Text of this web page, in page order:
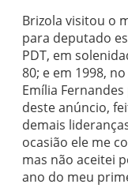
Brizola visitou o
para deputado
PDT, em
80; e em 1998,
Emília
deste anúncio,
demais
ocasião ele me
mas não aceitei
ano do meu